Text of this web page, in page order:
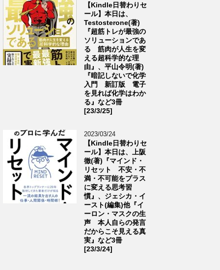
【Kindle日替わりセ
ール】本日は、
Testosterone(著)
『超筋トレが最強の
ソリューションであ
る 筋肉が人生を変
える超科学的な理
由』、平山令明(著)
『暗記しないで化学
入門 新訂版 電子
を見れば化学はわか
る』など3冊
[23/3/25]
2023/03/24
【Kindle日替わりセ
ール】本日は、上阪
徹(著)『マインド・
リセット 不安・不
満・不可能をプラス
に変える思考習
慣』、ジェシカ・イ
ースト(編集)他『イ
ーロン・マスクの生
声 本人自らの発言
だからこそ見える真
実』など3冊
[23/3/24]